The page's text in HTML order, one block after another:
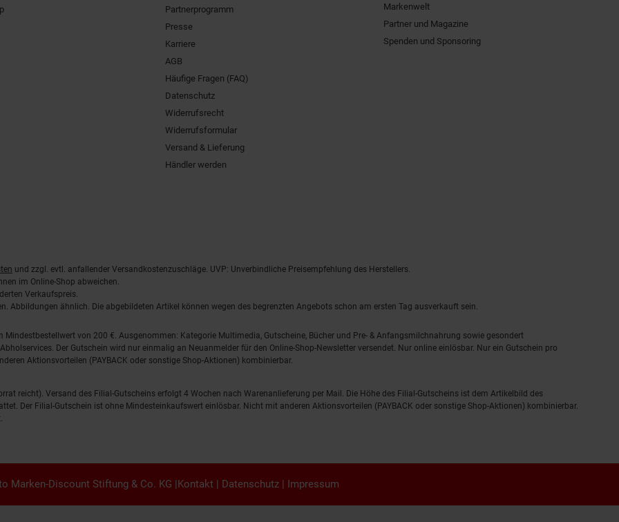
Partnerprogramm
Presse
Karriere
AGB
Häufige Fragen (FAQ)
Datenschutz
Widerrufsrecht
Widerrufsformular
Versand & Lieferung
Händler werden
Markenwelt
Partner und Magazine
Spenden und Sponsoring
und zzgl. evtl. anfallender Versandkostenzuschläge. UVP: Unverbindliche Preisempfehlung des Herstellers.
im Online-Shop abweichen.
Verkaufspreis.
Abbildungen ähnlich. Die abgebildeten Artikel können wegen des begrenzten Angebots schon am ersten Tag ausverkauft sein.
von 200 €. Ausgenommen: Kategorie Multimedia, Gutscheine, Bücher und Pre- & Anfangsmilchnahrung sowie gesondert
Der Gutschein wird nur einmalig an Neuanmelder für den Online-Shop-Newsletter versendet. Nur online einlösbar. Nur ein Gutschein pro
Aktionsvorteilen (PAYBACK oder sonstige Shop-Aktionen) kombinierbar.
reicht). Versand des Filial-Gutscheins erfolgt 4 Wochen nach Warenanlieferung per Mail. Die Höhe des Filial-Gutscheins ist dem Artikelbild des
Der Filial-Gutschein ist ohne Mindesteinkaufswert einlösbar. Nicht mit anderen Aktionsvorteilen (PAYBACK oder sonstige Shop-Aktionen) kombinierbar.
Marken-Discount Stiftung & Co. KG |Kontakt | Datenschutz| Impressum